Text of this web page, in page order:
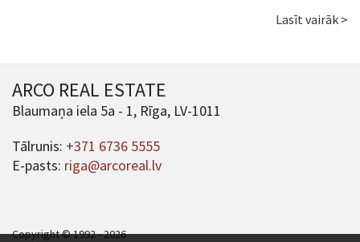
Lasīt vairāk >
ARCO REAL ESTATE
Blaumaņa iela 5a - 1, Rīga, LV-1011
Tālrunis: +371 6736 5555
E-pasts: riga@arcoreal.lv
Copyright © 1992 - 2026